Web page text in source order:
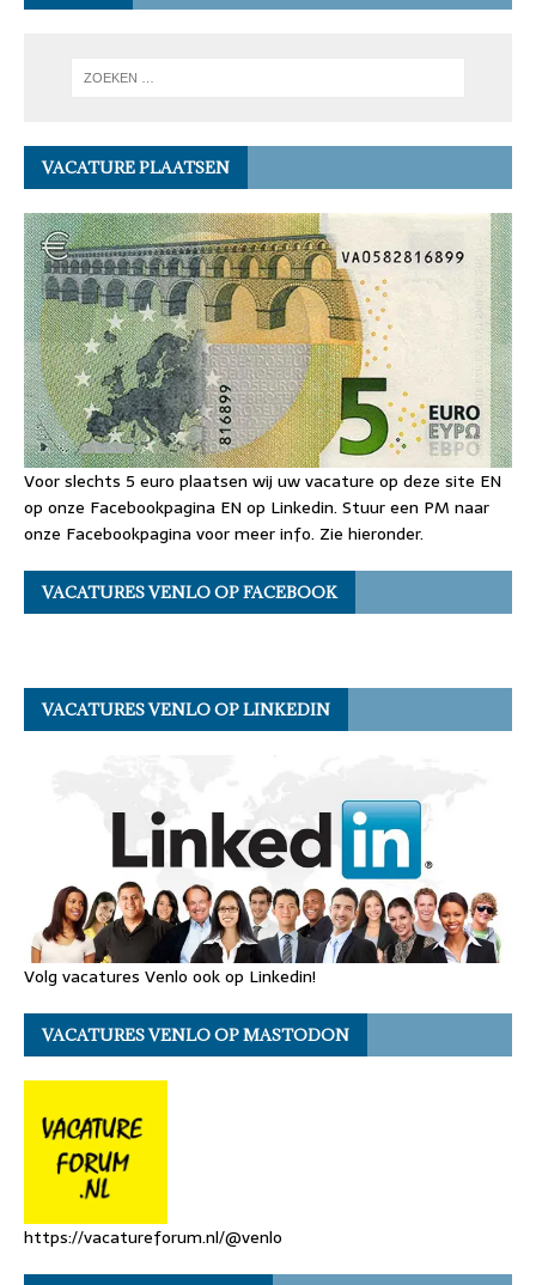
VACATURE PLAATSEN
Voor slechts 5 euro plaatsen wij uw vacature op deze site EN
op onze Facebookpagina EN op Linkedin. Stuur een PM naar
onze Facebookpagina voor meer info. Zie hieronder.
VACATURES VENLO OP FACEBOOK
VACATURES VENLO OP LINKEDIN
Volg vacatures Venlo ook op Linkedin!
VACATURES VENLO OP MASTODON
https://vacatureforum.nl/@venlo